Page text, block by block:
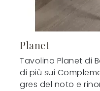
Planet
Tavolino Planet di
di più sui
gres del noto e